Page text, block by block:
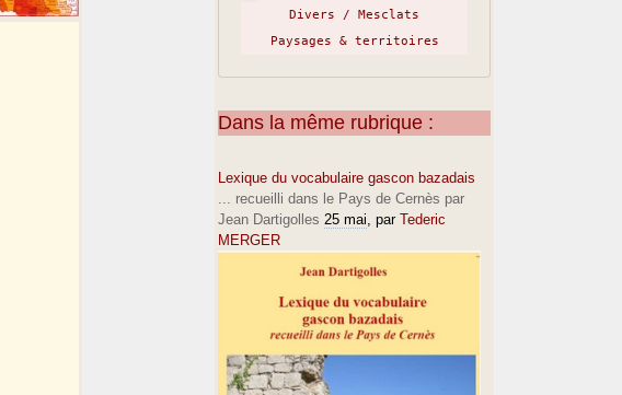
Divers / Mesclats
Paysages & territoires
Dans la même rubrique :
Lexique du vocabulaire gascon bazadais
... recueilli dans le Pays de Cernès par
Jean Dartigolles 25 mai, par Tederic
MERGER